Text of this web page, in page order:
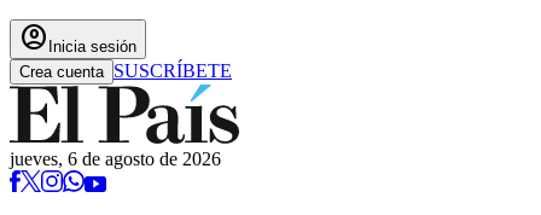
account_circle Inicia sesión
Crea cuenta SUSCRÍBETE
jueves, 6 de agosto de 2026